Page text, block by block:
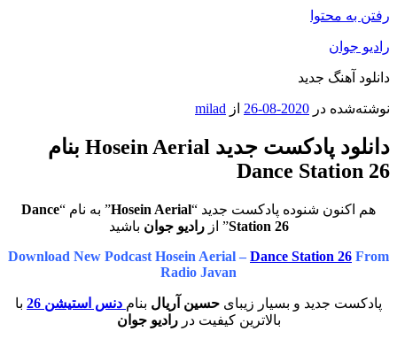
رفتن به محتوا
رادیو جوان
دانلود آهنگ جدید
نوشته‌شده در 2020-08-26 از milad
دانلود پادکست جدید Hosein Aerial بنام
Dance Station 26
هم اکنون شنوده پادکست جدید “Hosein Aerial” به نام “Dance
Station 26” ازرادیو جوان باشید
Download New Podcast Hosein Aerial – Dance Station 26 From
Radio Javan
پادکست جدید و بسیار زیبای حسین آریال بنام دنس استیشن 26
با
بالاترین کیفیت در رادیو جوان